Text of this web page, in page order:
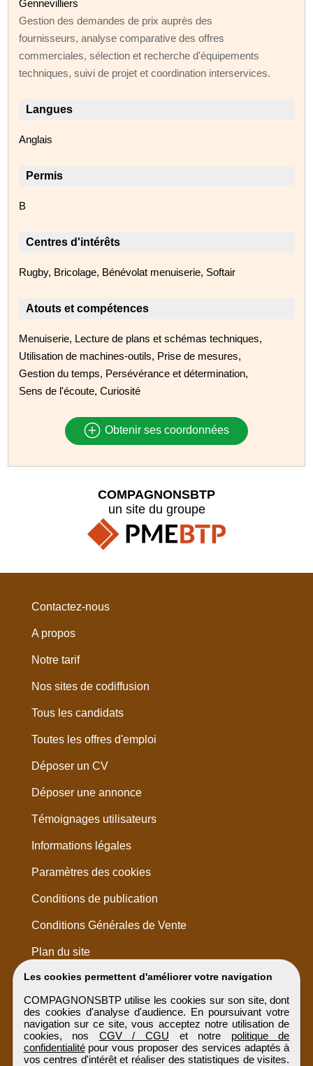
Gennevilliers
Gestion des demandes de prix auprès des
fournisseurs, analyse comparative des offres
commerciales, sélection et recherche d'équipements
techniques, suivi de projet et coordination interservices.
Langues
Anglais
Permis
B
Centres d'intérêts
Rugby, Bricolage, Bénévolat menuiserie, Softair
Atouts et compétences
Menuiserie, Lecture de plans et schémas techniques,
Utilisation de machines-outils, Prise de mesures,
Gestion du temps, Persévérance et détermination,
Sens de l'écoute, Curiosité
Obtenir ses coordonnées
Les cookies permettent d'améliorer votre navigation
COMPAGNONSBTP utilise les cookies sur son site, dont
des cookies d'analyse d'audience. En poursuivant votre
navigation sur ce site, vous acceptez notre utilisation de
cookies, nos CGV / CGU et notre politique de
confidentialitépour vous proposer des services adaptés à
vos centres d'intérêt et réaliser des statistiques de visites.
COMPAGNONSBTP
un site du groupe
Contactez-nous
A propos
Notre tarif
Nos sites de codiffusion
Tous les candidats
Toutes les offres d'emploi
Déposer un CV
Déposer une annonce
Témoignages utilisateurs
Informations légales
Paramètres des cookies
Conditions de publication
Conditions Générales de Vente
Plan du site